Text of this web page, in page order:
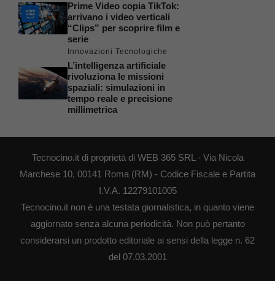
Prime Video copia TikTok:
arrivano i video verticali
“Clips” per scoprire film e
serie
Innovazioni Tecnologiche
L’intelligenza artificiale
rivoluziona le missioni
spaziali: simulazioni in
tempo reale e precisione
millimetrica
Tecnocino.it di proprietà di WEB 365 SRL - Via Nicola
Marchese 10, 00141 Roma (RM) - Codice Fiscale e Partita
I.V.A. 12279101005
Tecnocino.it non è una testata giornalistica, in quanto viene
aggiornato senza alcuna periodicità. Non può pertanto
considerarsi un prodotto editoriale ai sensi della legge n. 62
del 07.03.2001